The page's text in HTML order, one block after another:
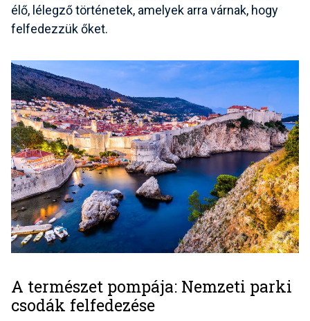
élő, lélegző történetek, amelyek arra várnak, hogy
felfedezzük őket.
A természet pompája: Nemzeti parki
csodák felfedezése